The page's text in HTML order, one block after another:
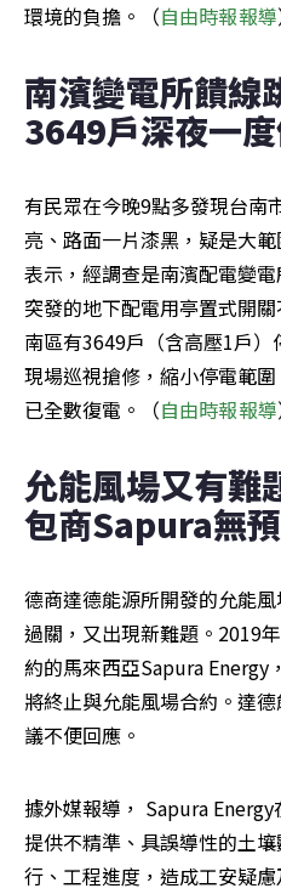
環境的負擔。（自由時報報導
南濱變電所饋線
3649戶深夜一
有民眾在今晚9點多發現台南
亮、路面一片漆黑，疑是大
表示，經調查是南濱配電變
突發的地下配電用亭置式開
南區有3649戶（含高壓1戶
現場巡視搶修，縮小停電範
已全數復電。（自由時報報導
允能風場又有難
包商Sapura無
德商達德能源所開發的允能
過關，又出現新難題。2019
約的馬來西亞Sapura Energy
將終止與允能風場合約。達
議不便回應。
據外媒報導， Sapura
提供不精準、具誤導性的土
行、工程進度，造成工安疑